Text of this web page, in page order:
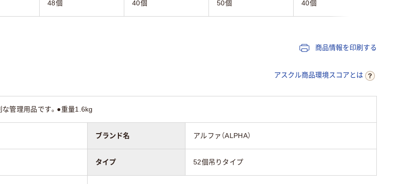
48個 40個 50個 40個
商品情報を印刷する
アスクル商品環境スコアとは
な管理用品です。●重量1.6kg
ブランド名 アルファ（ALPHA）
タイプ 52個吊りタイプ